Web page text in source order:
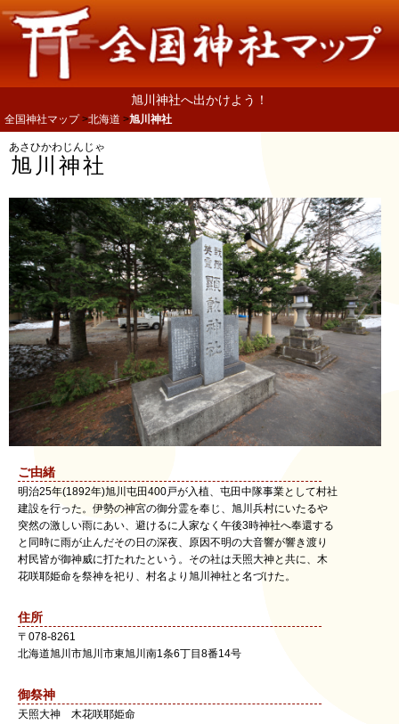
旭川神社へ出かけよう！
全国神社マップ 北海道 旭川神社
旭川神社
あさひかわじんじゃ
ご由緒
明治25年(1892年)旭川屯田400戸が入植、屯田中隊事業として村社
建設を行った。伊勢の神宮の御分霊を奉じ、旭川兵村にいたるや
突然の激しい雨にあい、避けるに人家なく午後3時神社へ奉還する
と同時に雨が止んだその日の深夜、原因不明の大音響が響き渡り
村民皆が御神威に打たれたという。その社は天照大神と共に、木
花咲耶姫命を祭神を祀り、村名より旭川神社と名づけた。
住所
〒 078-8261
北海道旭川市旭川市東旭川南1条6丁目8番14号
御祭神
天照大神 木花咲耶姫命